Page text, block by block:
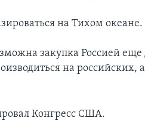
на Тихом океане.
закупка Россией еще
на российских,
Конгресс США.